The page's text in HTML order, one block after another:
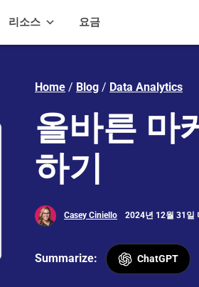
리소스 요금
Home / Blog / Data Analytics
올바른 마
하기
Casey Ciniello 2024년 12월 31일
Summarize: ChatGPT